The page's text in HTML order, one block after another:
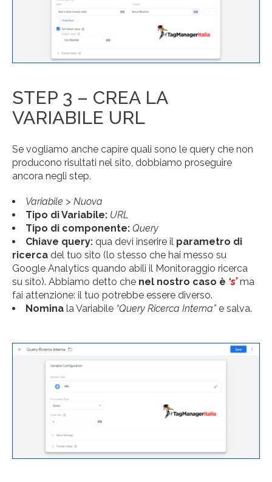
STEP 3 – CREA LA
VARIABILE URL
Se vogliamo anche capire quali sono le query che non
producono risultati nel sito, dobbiamo proseguire
ancora negli step.
Variabile > Nuova
Tipo di Variabile: URL
Tipo di componente: Query
Chiave query: qua devi inserire il parametro di
ricerca del tuo sito (lo stesso che hai messo su
Google Analytics quando abili il Monitoraggio ricerca
su sito). Abbiamo detto che nel nostro caso è ‘s’ ma
fai attenzione: il tuo potrebbe essere diverso.
Nomina la Variabile “Query Ricerca Interna”e salva.